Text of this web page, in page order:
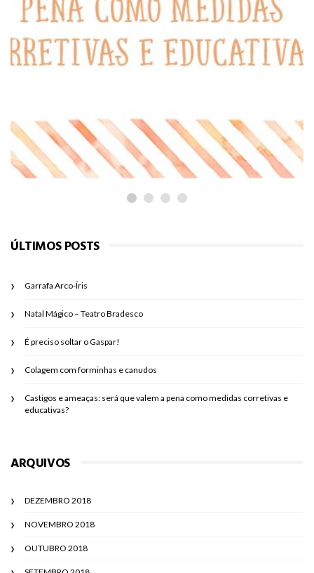
a pena como medidas corretivas e
educativas?
ÚLTIMOS POSTS
Garrafa Arco-Íris
Natal Mágico – Teatro Bradesco
É preciso soltar o Gaspar!
Colagem com forminhas e canudos
Castigos e ameaças: será que valem a pena como medidas corretivas e
educativas?
ARQUIVOS
DEZEMBRO 2018
NOVEMBRO 2018
OUTUBRO 2018